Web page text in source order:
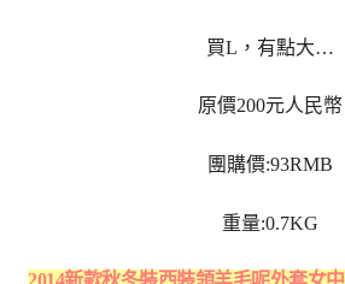
買L，有點大…
原價200元人民幣
團購價:93RMB
重量:0.7KG
2014新款秋冬裝西裝領羊毛呢外套女